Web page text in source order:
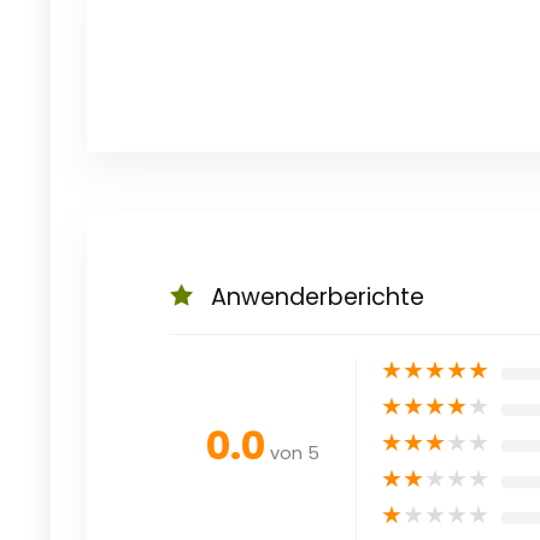
Anwenderberichte
0.0 von 5
★★★★★
★★★★★
★★★★★
★★★★★
★★★★★